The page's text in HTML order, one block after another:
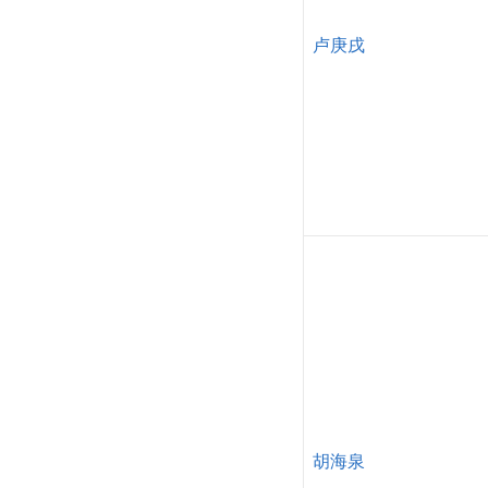
卢庚戌
胡海泉